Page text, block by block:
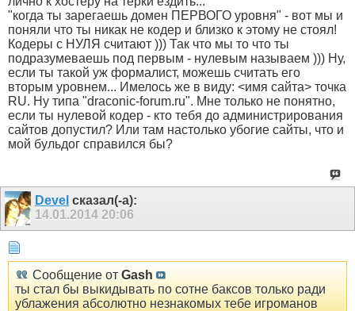
"когда ты зарегаешь домен ПЕРВОГО уровня" - вот мы и
поняли что ты никак не кодер и близко к этому не стоял!
Кодеры с НУЛЯ считают ))) Так что мы то что ты
подразумеваешь под первым - нулевым называем ))) Ну,
если ты такой уж формалист, можешь считать его
вторым уровнем... Имелось же в виду: <имя сайта> точка
RU. Ну типа "draconic-forum.ru". Мне только не понятно,
если ты нулевой кодер - кто тебя до администрирования
сайтов допустил? Или там настолько убогие сайты, что и
мой бульдог справился бы?
Devel сказал(-а):
14.01.2014 20:06
Сообщение от Gash
ты стал бы выкидывать по сотне баксов только ради
ублажения абсолютно незнакомых тебе игроманов